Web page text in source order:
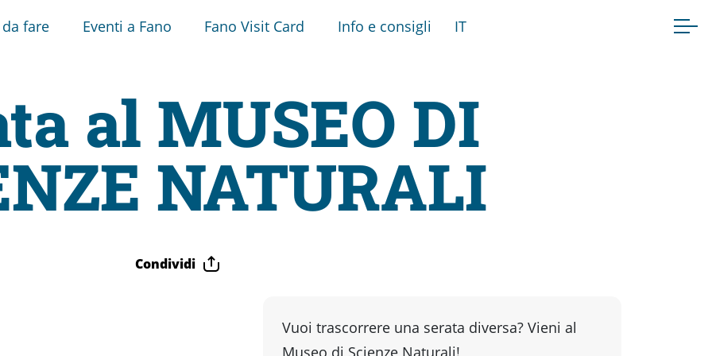
da fare Eventi a Fano Fano Visit Card Info e consigli IT
al MUSEO DI
NATURALI
Condividi
Vuoi trascorrere una serata diversa? Vieni al
Museo di Scienze Naturali!